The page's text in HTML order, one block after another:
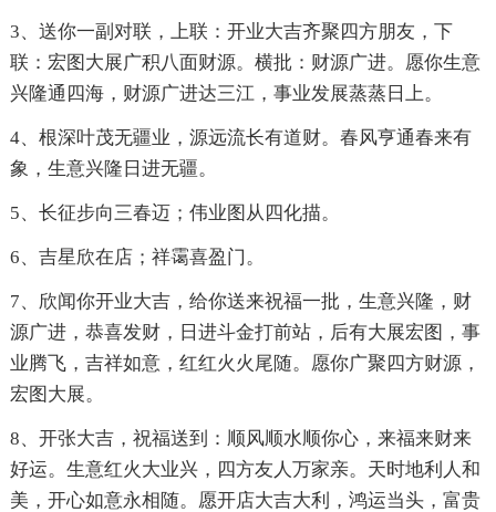
3、送你一副对联，上联：开业大吉齐聚四方朋友，下
联：宏图大展广积八面财源。横批：财源广进。愿你生意
兴隆通四海，财源广进达三江，事业发展蒸蒸日上。
4、根深叶茂无疆业，源远流长有道财。春风亨通春来有
象，生意兴隆日进无疆。
5、长征步向三春迈；伟业图从四化描。
6、吉星欣在店；祥霭喜盈门。
7、欣闻你开业大吉，给你送来祝福一批，生意兴隆，财
源广进，恭喜发财，日进斗金打前站，后有大展宏图，事
业腾飞，吉祥如意，红红火火尾随。愿你广聚四方财源，
宏图大展。
8、开张大吉，祝福送到：顺风顺水顺你心，来福来财来
好运。生意红火大业兴，四方友人万家亲。天时地利人和
美，开心如意永相随。愿开店大吉大利，鸿运当头，富贵